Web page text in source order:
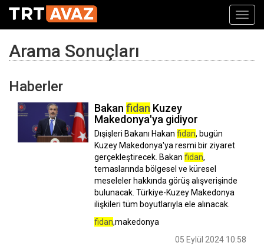
Arama Sonuçları
Haberler
Bakan fidan Kuzey
Makedonya'ya gidiyor
Dışişleri Bakanı Hakan fidan, bugün
Kuzey Makedonya'ya resmi bir ziyaret
gerçekleştirecek. Bakan fidan,
temaslarında bölgesel ve küresel
meseleler hakkında görüş alışverişinde
bulunacak. Türkiye-Kuzey Makedonya
ilişkileri tüm boyutlarıyla ele alınacak.
fidan,makedonya
05 Eylül 2024 10:58